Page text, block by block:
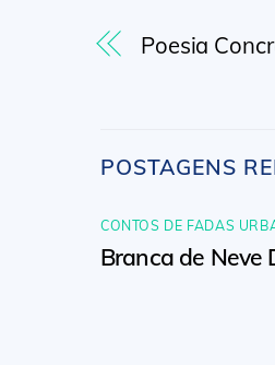
Poesia
POSTAGENS
CONTOS DE FADAS
Branca de Neve